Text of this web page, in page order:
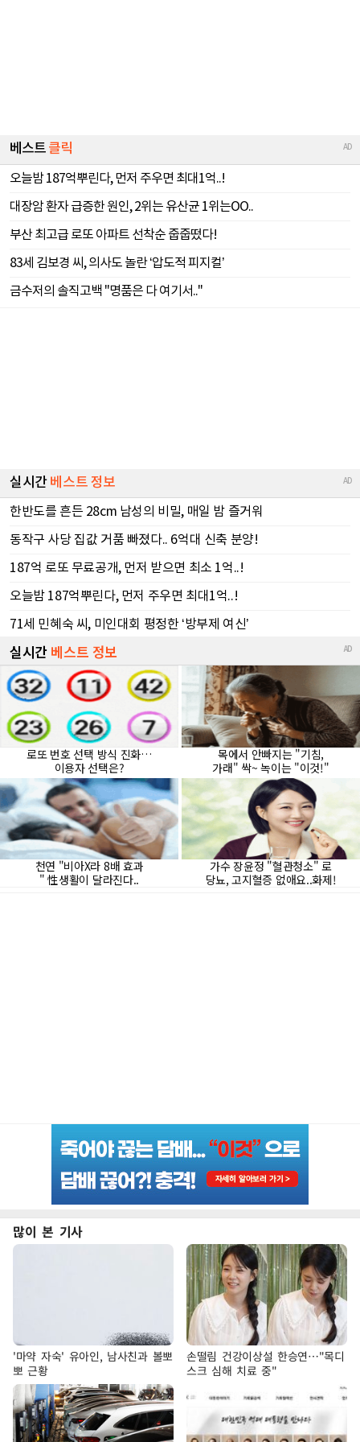
많이 본 기사
'마약 자숙' 유아인, 남사친과 볼뽀
뽀 근황
손떨림 건강이상설 한승연…"목디
스크 심해 치료 중"